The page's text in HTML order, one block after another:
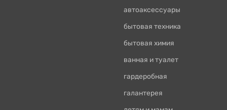
автоаксессуары
бытовая техника
бытовая химия
ванная и туалет
гардеробная
галантерея